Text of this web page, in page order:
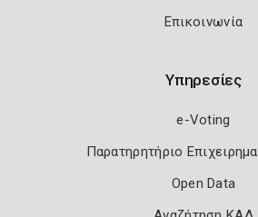
Επικοινωνία
Υπηρεσίες
e-Voting
Παρατηρητήριο
Open Data